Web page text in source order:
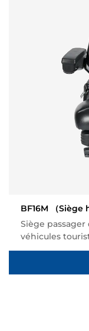
BF16M
（
Siège passager
véhicules